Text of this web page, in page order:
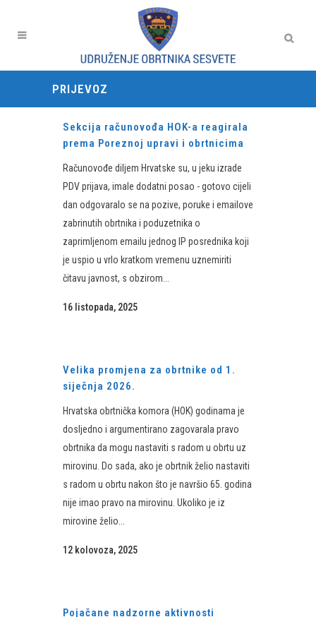
PRIJEVOZ
Sekcija računovođa HOK-a reagirala
prema Poreznoj upravi i obrtnicima
Računovođe diljem Hrvatske su, u jeku izrade
PDV prijava, imale dodatni posao - gotovo cijeli
dan odgovaralo se na pozive, poruke i emailove
zabrinutih obrtnika i poduzetnika o
zaprimljenom emailu jednog IP posrednika koji
je uspio u vrlo kratkom vremenu uznemiriti
čitavu javnost, s obzirom...
16 listopada, 2025
Velika promjena za obrtnike od 1.
siječnja 2026.
Hrvatska obrtnička komora (HOK) godinama je
dosljedno i argumentirano zagovarala pravo
obrtnika da mogu nastaviti s radom u obrtu uz
mirovinu. Do sada, ako je obrtnik želio nastaviti
s radom u obrtu nakon što je navršio 65. godina
nije imao pravo na mirovinu. Ukoliko je iz
mirovine želio...
12 kolovoza, 2025
Pojačane nadzorne aktivnosti